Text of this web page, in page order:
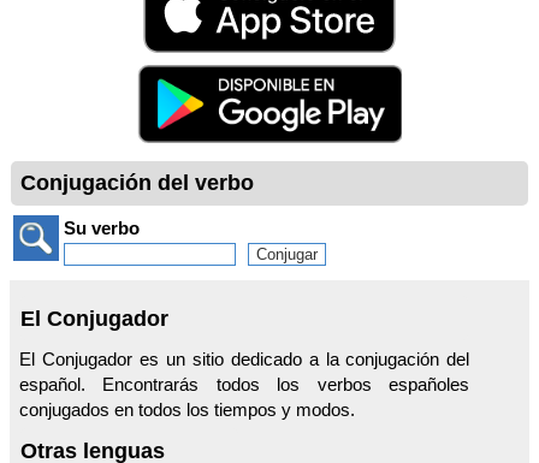
Conjugación del verbo
Su verbo
El Conjugador
El Conjugador es un sitio dedicado a la conjugación del
español. Encontrarás todos los verbos españoles
conjugados en todos los tiempos y modos.
Otras lenguas